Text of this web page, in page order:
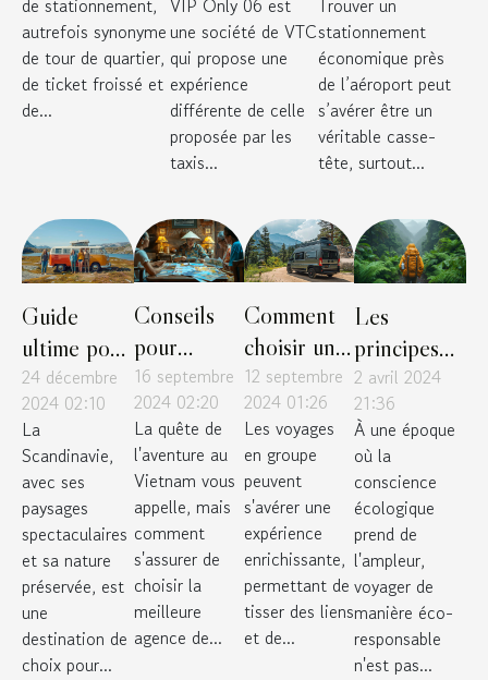
mobilité
de stationnement,
autrefois synonyme
de tour de quartier,
de ticket froissé et
de...
VTC entre
Nice et Saint-
Tropez !
VIP Only 06 est
une société de VTC
qui propose une
expérience
différente de celle
proposée par les
taxis...
près de
l'aéroport ?
Trouver un
stationnement
économique près
de l’aéroport peut
s’avérer être un
véritable casse-
tête, surtout...
Guide
ultime pour
un road trip
réussi en
Scandinavie
24 décembre
2024 02:10
La
Scandinavie,
avec ses
paysages
spectaculaires
et sa nature
préservée, est
une
destination de
choix pour...
Conseils
pour
choisir une
agence de
voyage
locale au
Vietnam
16 septembre
2024 02:20
La quête de
l'aventure au
Vietnam vous
appelle, mais
comment
s'assurer de
choisir la
meilleure
agence de...
Comment
choisir un
van
modulable
pour
voyager
jusqu'à 7
personnes
12 septembre
2024 01:26
Les voyages
en groupe
peuvent
s'avérer une
expérience
enrichissante,
permettant de
tisser des liens
et de...
Les
principes
du tourisme
vert :
comment
voyager de
manière
éco-
responsable
2 avril 2024
21:36
À une époque
où la
conscience
écologique
prend de
l'ampleur,
voyager de
manière éco-
responsable
n'est pas...